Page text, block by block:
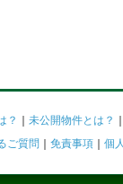
？ 未公開物件とは？
ご質問 免責事項 個